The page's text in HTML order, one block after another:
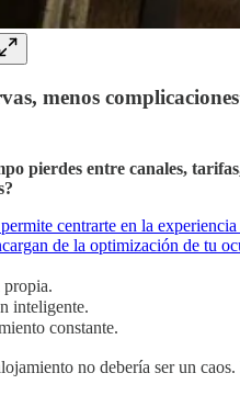
menos
pierdes entre canales,
centrarte en la experiencia
de la optimización de tu
inteligente.
constante.
no debería ser un